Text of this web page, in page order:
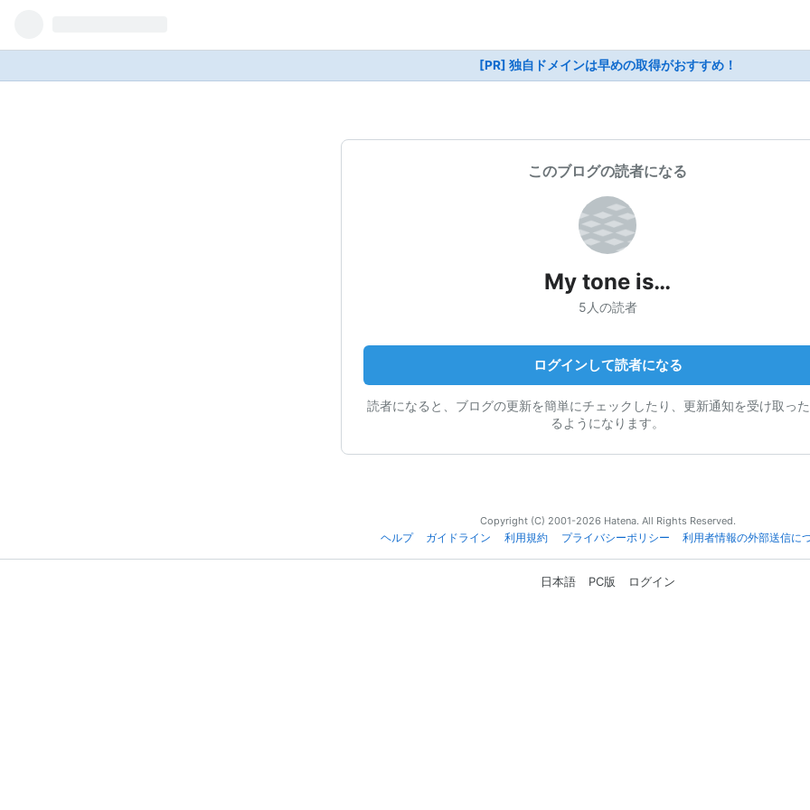
[PR] 独自ドメインは早めの取得がおすすめ！
このブログの読者になる
My tone is…
5人の読者
ログインして読者になる
読者になると、ブログの更新を簡単にチェックしたり、更新通知を受け取っ
るようになります。
Copyright (C) 2001-2026 Hatena. All Rights Reserved.
ヘルプ
ガイドライン 利用規約 プライバシーポリシー 利用者情報の外部送信に
日本語 PC版 ログイン